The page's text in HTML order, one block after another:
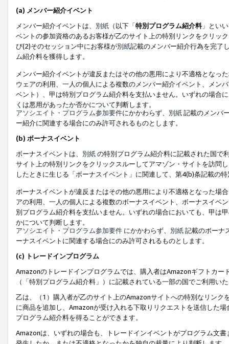
(a) メンバー紹介イベント
メンバー紹介イベントは、 別紙 （以下「特別プログラム紹介料」とい
ベントの参加資格のあるお客様が乙のサイト上の特別リンクをクリッ
び(2)そのセッション中にお客様が別紙記載のメンバー紹介行為を完了
ム紹介料を獲得します。
メンバー紹介イベントが違反またはその他の悪用により不適格となっ
ウェアの利用、一人の個人による複数のメンバー紹介イベント、メン
ベント）、甲は特別プログラム紹介料を支払いません。いずれの場合
くは悪用があったか否かについて判断します。
アソシエイト・プログラム参加要件にかかわらず、 別紙記載のメンバ
ー紹介に関連する場合にのみ許可されるものとします。
(b) ボーナスイベント
ボーナスイベントは、 別紙の特別プログラム紹介料に記載された国で
サイト上の特別リンクをクリックスルーしてアマゾン・サイトを訪問
したときに生じる「ボーナスイベント」に関連して、第4(b)条記載の
ボーナスイベントが違反またはその他の悪用により不適格となった場
アの利用、一人の個人による複数のボーナスイベント、ボーナスイベ
別プログラム紹介料を支払いません。いずれの場合においても、甲は
かについて判断します。
アソシエイト・プログラム参加要件 にかかわらず、 別紙記載のボーナ
ーナスイベントに関連する場合にのみ許可されるものとします。
(c) トレードインプログラム
Amazonのトレードインプログラムでは、購入者はAmazonギフトカ
（「特別プログラム紹介料」）に記載されている一部の国でご利用い
乙は、（1）購入者が乙のサイト上のAmazonサイトへの特別なリン
に商品を追加し、Amazonが受け入れる下取りリクエストを送信した
プログラム紹介料を得ることができます。
Amazonは、いずれの場合も、トレードインイベントがプログラム文